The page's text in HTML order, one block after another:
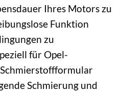
Ihres Motors zu
Funktion
zu
für Opel-
Schmierung und